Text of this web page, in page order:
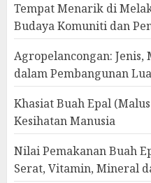
Tempat Menarik di
Budaya Komuniti dan
Agropelancongan: Jenis,
dalam Pembangunan
Khasiat Buah Epal
Kesihatan Manusia
Nilai Pemakanan Buah
Serat, Vitamin, Mineral